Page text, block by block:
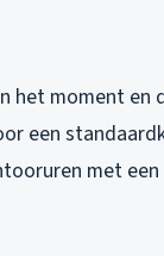
het moment en
een
met een